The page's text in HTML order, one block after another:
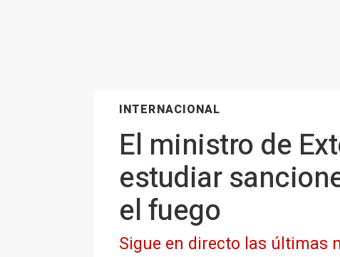
INTERNACIONAL
El ministro de
estudiar
el fuego
Sigue en directo las últimas